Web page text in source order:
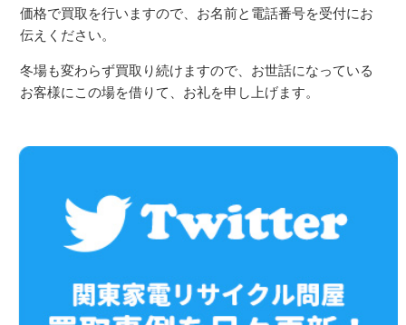
価格で買取を行いますので、お名前と電話番号を受付にお
伝えください。
冬場も変わらず買取り続けますので、お世話になっている
お客様にこの場を借りて、お礼を申し上げます。